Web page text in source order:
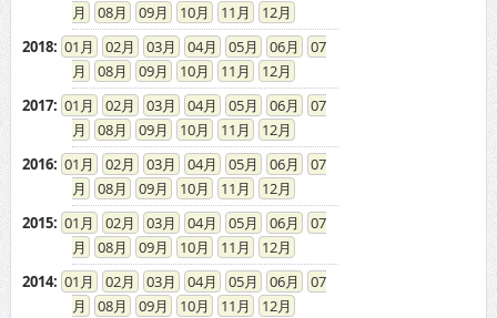
08
09 10 11
12
2018: 01 02 03 04 05 06
07
08
09 10 11
12
2017: 01 02 03 04 05 06
07
08
09 10 11
12
2016: 01 02 03 04 05 06
07
08
09 10 11
12
2015: 01 02 03 04 05 06
07
08
09 10 11
12
2014: 01 02 03 04 05 06
07
08
09 10 11
12